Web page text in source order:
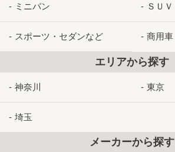
ミニバン ＳＵＶ
スポーツ・セダンなど 商用車
エリアから探す
神奈川 東京
埼玉
メーカーから探す